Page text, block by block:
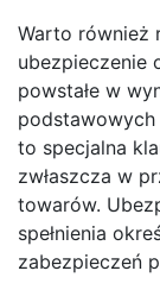
Warto również
ubezpieczenie
powstałe w
podstawowych
to specjalna
zwłaszcza w
towarów.
spełnienia
zabezpieczeń